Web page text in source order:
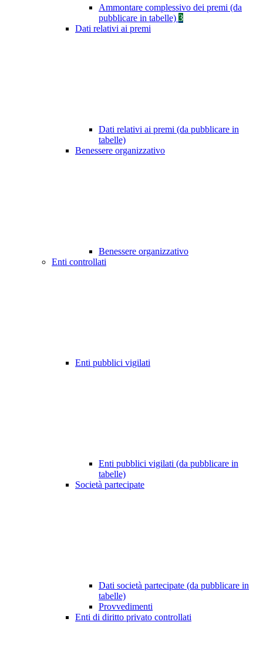
Ammontare complessivo dei premi (da
pubblicare in tabelle) 3
Dati relativi ai premi
Dati relativi ai premi (da pubblicare in
tabelle)
Benessere organizzativo
Benessere organizzativo
Enti controllati
Enti pubblici vigilati
Enti pubblici vigilati (da pubblicare in
tabelle)
Società partecipate
Dati società partecipate (da pubblicare in
tabelle)
Provvedimenti
Enti di diritto privato controllati